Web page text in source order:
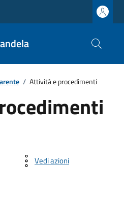
/ Attività e procedimenti
Vedi azioni